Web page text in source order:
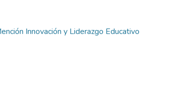
Innovación y Liderazgo Educativo